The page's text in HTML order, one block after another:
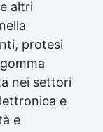
Olio di
silicone
quanto
tempo
tempo si
a cosa
Olio
→
▸
altri
, protesi
nei settori
e
e